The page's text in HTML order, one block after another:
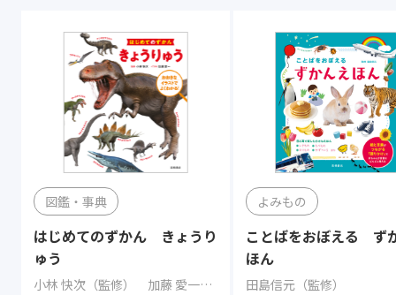
図鑑・事典
はじめてのずかん きょうり
ゅう
小林 快次（監修） 加藤 愛一（イラスト）
よみもの
ことばをおぼえる ず
ほん
田島信元（監修）